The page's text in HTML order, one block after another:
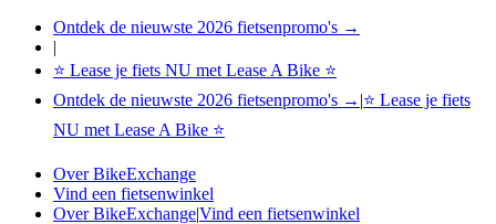
Ontdek de nieuwste 2026 fietsenpromo's →
|
⭐ Lease je fiets NU met Lease A Bike ⭐
Ontdek de nieuwste 2026 fietsenpromo's → |⭐ Lease je fiets
NU met Lease A Bike ⭐
Over BikeExchange
Vind een fietsenwinkel
Over BikeExchange|Vind een fietsenwinkel